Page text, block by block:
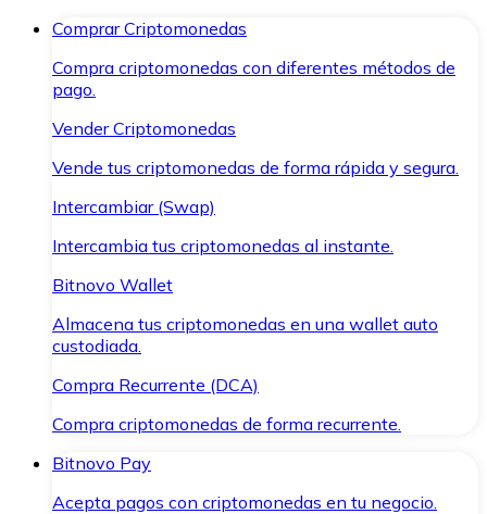
Comprar Criptomonedas
Compra criptomonedas con diferentes métodos de
pago.
Vender Criptomonedas
Vende tus criptomonedas de forma rápida y segura.
Intercambiar (Swap)
Intercambia tus criptomonedas al instante.
Bitnovo Wallet
Almacena tus criptomonedas en una wallet auto
custodiada.
Compra Recurrente (DCA)
Compra criptomonedas de forma recurrente.
Bitnovo Pay
Acepta pagos con criptomonedas en tu negocio.